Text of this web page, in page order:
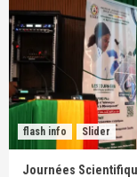
flash info Slider
Journées